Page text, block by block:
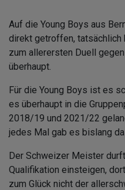
Auf die Young Boys aus
direkt getroffen, tatsächlich
zum allerersten Duell
überhaupt.
Für die Young Boys ist es
es überhaupt in die
2018/19 und 2021/22
jedes Mal gab es bislang
Der Schweizer Meister
Qualifikation einsteigen,
zum Glück nicht der